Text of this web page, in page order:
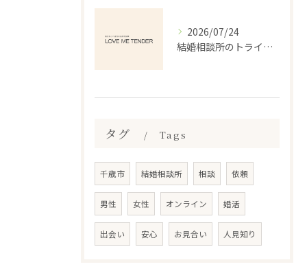
2026/07/24
結婚相談所のトライアルで安心婚活を始める体験と失敗しない選び方ガイド
タグ Tags
千歳市 結婚相談所 相談 依頼
男性 女性 オンライン 婚活
出会い 安心 お見合い 人見知り